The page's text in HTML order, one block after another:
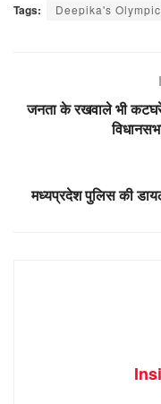
Tags: Deepika's
जनता के रखवाले भी
मध्यप्रदेश पुलिस की